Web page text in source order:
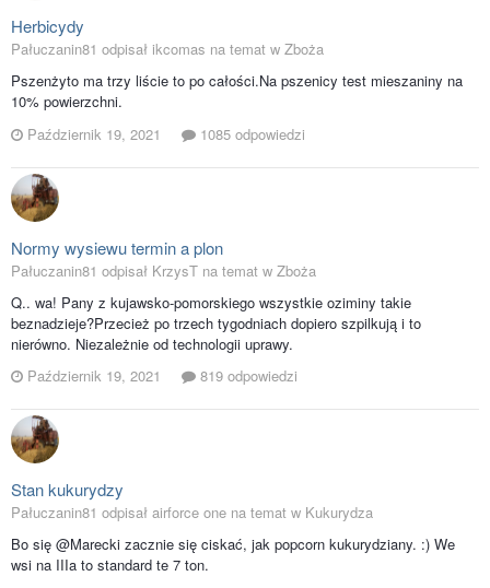
Herbicydy
Pałuczanin81 odpisał ikcomas na temat w Zboża
Pszenżyto ma trzy liście to po całości.Na pszenicy test mieszaniny na
10% powierzchni.
Październik 19, 2021
1085 odpowiedzi
Normy wysiewu termin a plon
Pałuczanin81 odpisał KrzysT na temat w Zboża
Q.. wa! Pany z kujawsko-pomorskiego wszystkie oziminy takie
beznadzieje?Przecież po trzech tygodniach dopiero szpilkują i to
nierówno. Niezależnie od technologii uprawy.
Październik 19, 2021
819 odpowiedzi
Stan kukurydzy
Pałuczanin81 odpisał airforce one na temat w Kukurydza
Bo się @Marecki zacznie się ciskać, jak popcorn kukurydziany. :) We
wsi na IIIa to standard te 7 ton.